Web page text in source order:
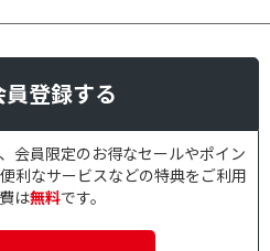
員登録する
会員限定のお得なセールやポイン
利なサービスなどの特典をご利用
は無料です。